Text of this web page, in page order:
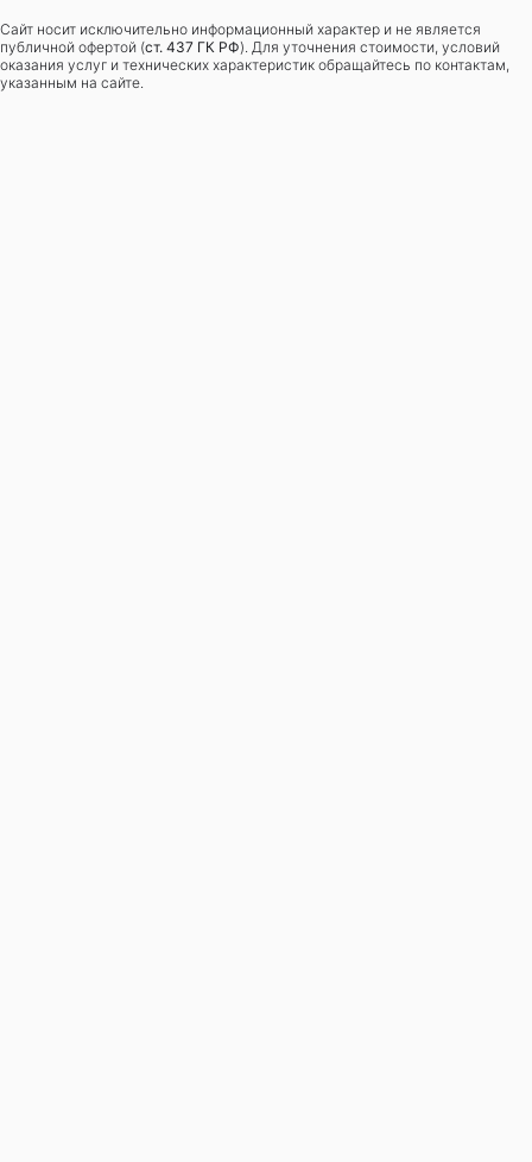
Сайт носит исключительно информационный характер и не является
публичной офертой (ст. 437 ГК РФ). Для уточнения стоимости, условий
оказания услуг и технических характеристик обращайтесь по контактам,
указанным на сайте.